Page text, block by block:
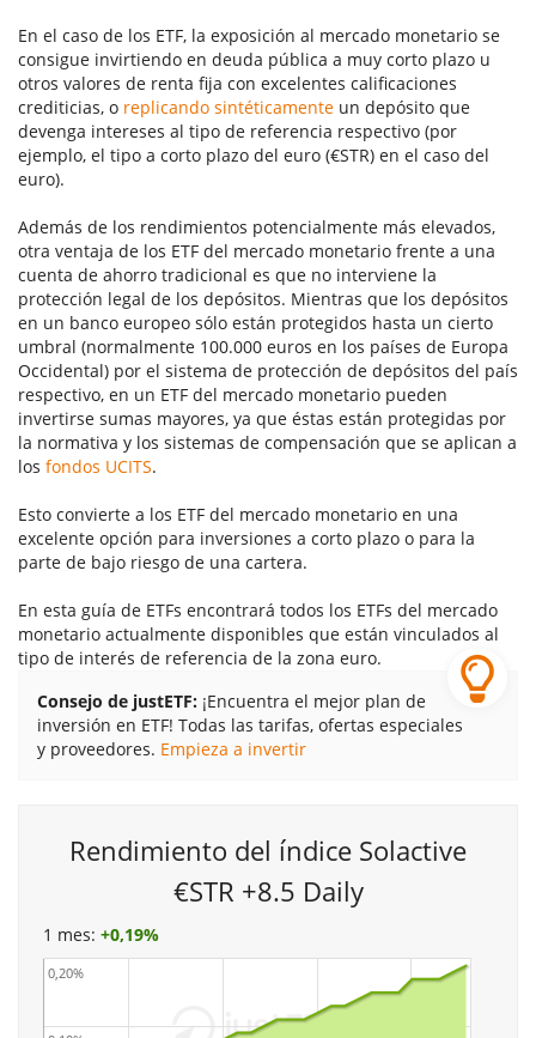
En el caso de los ETF, la exposición al mercado monetario se
consigue invirtiendo en deuda pública a muy corto plazo u
otros valores de renta fija con excelentes calificaciones
crediticias, o replicando sintéticamente un depósito que
devenga intereses al tipo de referencia respectivo (por
ejemplo, el tipo a corto plazo del euro (€STR) en el caso del
euro).
Además de los rendimientos potencialmente más elevados,
otra ventaja de los ETF del mercado monetario frente a una
cuenta de ahorro tradicional es que no interviene la
protección legal de los depósitos. Mientras que los depósitos
en un banco europeo sólo están protegidos hasta un cierto
umbral (normalmente 100.000 euros en los países de Europa
Occidental) por el sistema de protección de depósitos del país
respectivo, en un ETF del mercado monetario pueden
invertirse sumas mayores, ya que éstas están protegidas por
la normativa y los sistemas de compensación que se aplican a
los fondos UCITS.
Esto convierte a los ETF del mercado monetario en una
excelente opción para inversiones a corto plazo o para la
parte de bajo riesgo de una cartera.
En esta guía de ETFs encontrará todos los ETFs del mercado
monetario actualmente disponibles que están vinculados al
tipo de interés de referencia de la zona euro.
Consejo de justETF: ¡Encuentra el mejor plan de
inversión en ETF! Todas las tarifas, ofertas especiales
y proveedores. Empieza a invertir
Rendimiento del índice Solactive
€STR +8.5 Daily
1 mes: +0,19%
0,20%